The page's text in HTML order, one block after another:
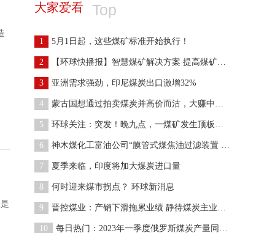
大家爱看 Top
1 5月1日起，这些煤矿标准开始执行！
2 【环球快播报】智慧煤矿解决方案 提高煤矿效益的“
3 亚洲需求强劲，印尼煤炭出口激增32%
4 蒙古国想通过拍卖煤炭并高价而沽，大赚中国企业的钱
5 环球关注：突发！晚九点，一煤矿发生顶板事故，默哀
6 神木煤化工富油公司“膜管式煤焦油过滤装置 ”获国
7 夏季来临，印度将加大煤炭进口量
8 何时迎来煤市拐点？ 环球新消息
9 晋控煤业：产销下滑拖累业绩 静待煤炭主业恢复
10 每日热门：2023年一季度俄罗斯煤炭产量同比下降2.5%